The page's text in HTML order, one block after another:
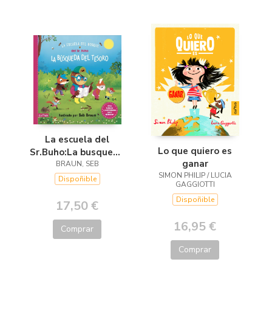
La escuela del
Sr.Buho:La busqueda
del tesoro
BRAUN, SEB
Dispoñible
17,50 €
Comprar
Lo que quiero es
ganar
SIMON PHILIP / LUCIA
GAGGIOTTI
Dispoñible
16,95 €
Comprar